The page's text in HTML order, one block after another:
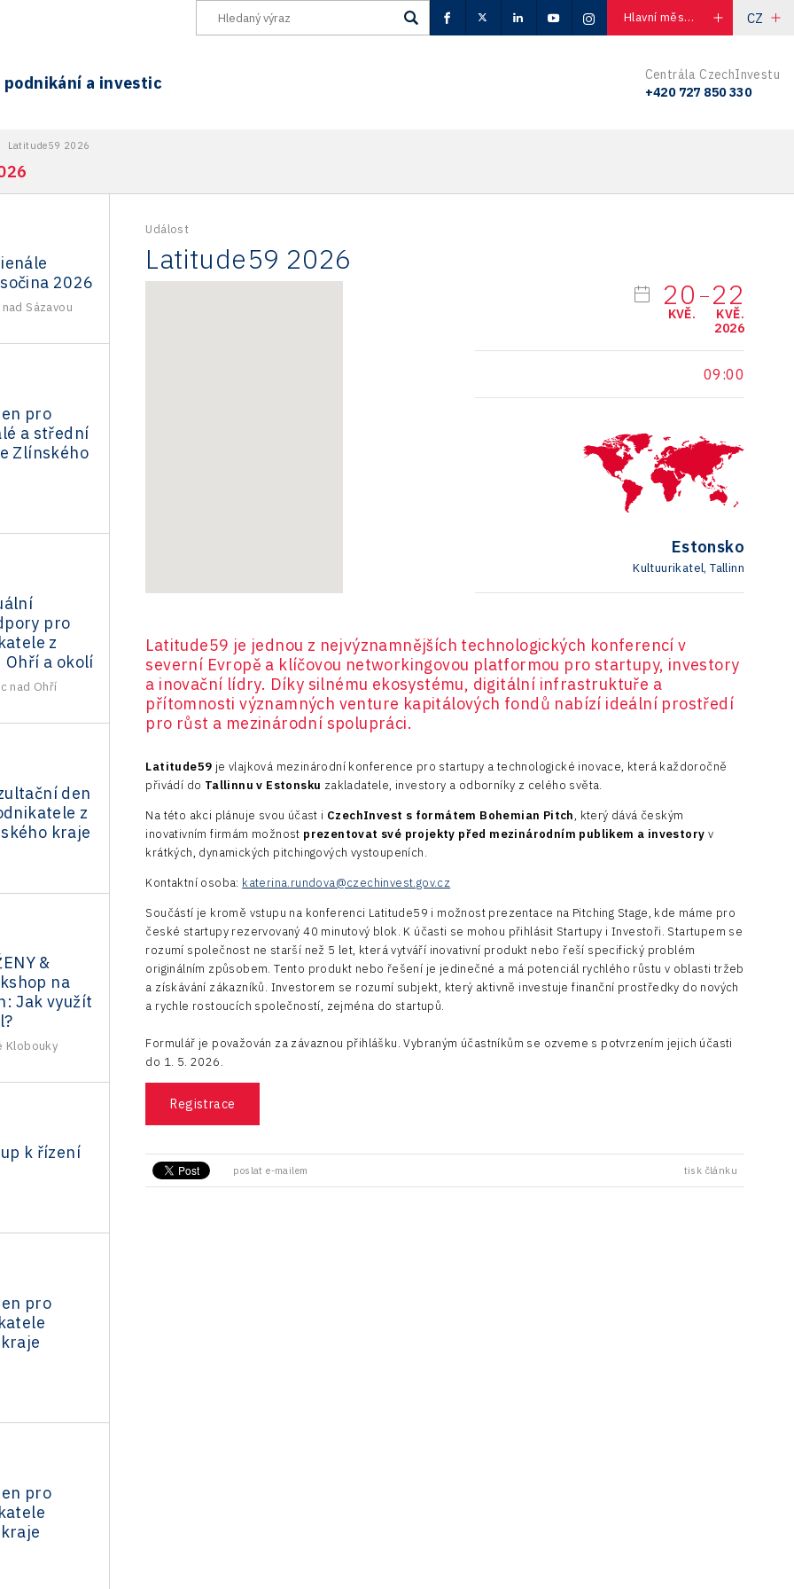
Hlavní město Praha CZ
a investic
Centrála CzechInvestu
+420 727 850 330
Latitude59 2026
2026
Sázavou
pro
a střední
Zlínského
pro
z
Ohří a okolí
nad Ohří
den
z
kraje
&
na
Jak využít
Klobouky
k řízení
pro
pro
Událost
Latitude59 2026
20
KVĚ.
22
KVĚ.
2026
09:00
Estonsko
Kultuurikatel, Tallinn
Latitude59 je jednou z nejvýznamnějších technologických konferencí v
severní Evropě a klíčovou networkingovou platformou pro startupy, investory
a inovační lídry. Díky silnému ekosystému, digitální infrastruktuře a
přítomnosti významných venture kapitálových fondů nabízí ideální prostředí
pro růst a mezinárodní spolupráci.
Latitude59 je vlajková mezinárodní konference pro startupy a technologické inovace, která každoročně
přivádí do Tallinnu v Estonsku zakladatele, investory a odborníky z celého světa.
Na této akci plánuje svou účast i CzechInvest s formátem Bohemian Pitch, který dává českým
inovativním firmám možnost prezentovat své projekty před mezinárodním publikem a investory v
krátkých, dynamických pitchingových vystoupeních.
Kontaktní osoba: katerina.rundova@czechinvest.gov.cz
Součástí je kromě vstupu na konferenci Latitude59 i možnost prezentace na Pitching Stage, kde máme pro
české startupy rezervovaný 40 minutový blok. K účasti se mohou přihlásit Startupy i Investoři. Startupem se
rozumí společnost ne starší než 5 let, která vytváří inovativní produkt nebo řeší specifický problém
originálním způsobem. Tento produkt nebo řešení je jedinečné a má potenciál rychlého růstu v oblasti tržeb
a získávání zákazníků. Investorem se rozumí subjekt, který aktivně investuje finanční prostředky do nových
a rychle rostoucích společností, zejména do startupů.
Formulář je považován za závaznou přihlášku. Vybraným účastníkům se ozveme s potvrzením jejich účasti
do 1. 5. 2026.
Registrace
poslat e-mailem tisk článku